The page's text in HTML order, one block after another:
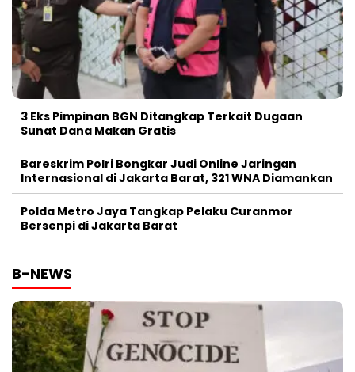
3 Eks Pimpinan BGN Ditangkap Terkait Dugaan
Sunat Dana Makan Gratis
Bareskrim Polri Bongkar Judi Online Jaringan
Internasional di Jakarta Barat, 321 WNA Diamankan
Polda Metro Jaya Tangkap Pelaku Curanmor
Bersenpi di Jakarta Barat
B-NEWS